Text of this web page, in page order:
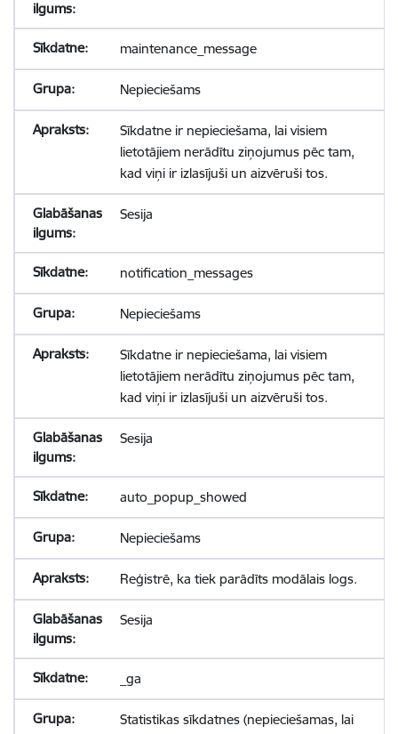
maintenance_message
Nepieciešams
Sīkdatne ir nepieciešama, lai visiem
lietotājiem nerādītu ziņojumus pēc tam,
kad viņi ir izlasījuši un aizvēruši tos.
Sesija
notification_messages
Nepieciešams
Sīkdatne ir nepieciešama, lai visiem
lietotājiem nerādītu ziņojumus pēc tam,
kad viņi ir izlasījuši un aizvēruši tos.
Sesija
auto_popup_showed
Nepieciešams
Reģistrē, ka tiek parādīts modālais logs.
Sesija
_ga
Statistikas sīkdatnes (nepieciešamas, lai